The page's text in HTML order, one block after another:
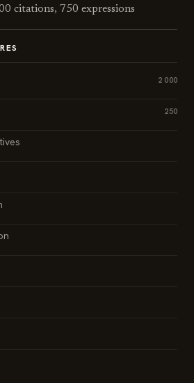
citations, 750 expressions
2 000
250